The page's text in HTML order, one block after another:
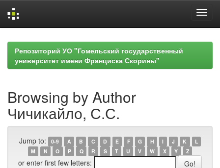
navigationРепозиторий УО "Гомельский государственный
университет имени Франциска Скорины"
Browsing by Author
Чичикайло, С.С.
Jump to: 0-9 A B C D E F G H I J K
L
M
N O P Q R S T U V W X Y Z
or enter first few letters: